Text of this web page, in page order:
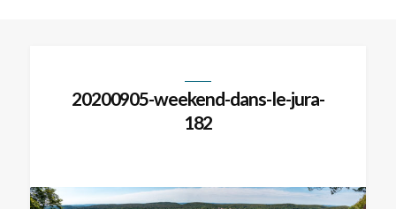
20200905-weekend-dans-le-jura-
182